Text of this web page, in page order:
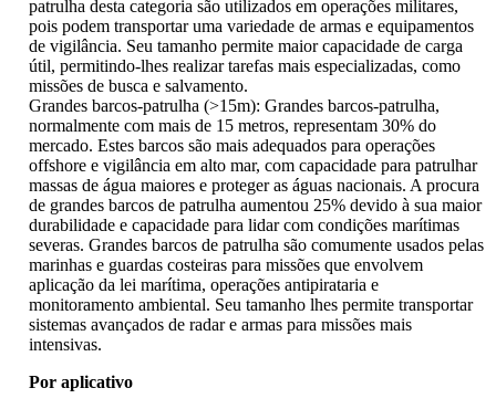
patrulha desta categoria são utilizados em operações militares,
pois podem transportar uma variedade de armas e equipamentos
de vigilância. Seu tamanho permite maior capacidade de carga
útil, permitindo-lhes realizar tarefas mais especializadas, como
missões de busca e salvamento.
Grandes barcos-patrulha (>15m): Grandes barcos-patrulha,
normalmente com mais de 15 metros, representam 30% do
mercado. Estes barcos são mais adequados para operações
offshore e vigilância em alto mar, com capacidade para patrulhar
massas de água maiores e proteger as águas nacionais. A procura
de grandes barcos de patrulha aumentou 25% devido à sua maior
durabilidade e capacidade para lidar com condições marítimas
severas. Grandes barcos de patrulha são comumente usados ​​pelas
marinhas e guardas costeiras para missões que envolvem
aplicação da lei marítima, operações antipirataria e
monitoramento ambiental. Seu tamanho lhes permite transportar
sistemas avançados de radar e armas para missões mais
intensivas.
Por aplicativo